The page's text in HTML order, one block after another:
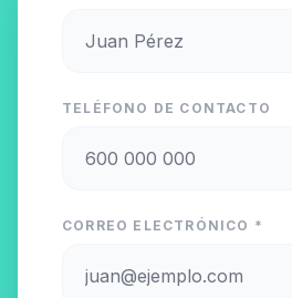
TELÉFONO DE CONTACTO
CORREO ELECTRÓNICO *